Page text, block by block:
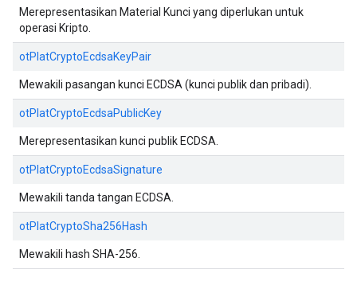
Merepresentasikan Material Kunci yang diperlukan untuk
operasi Kripto.
otPlatCryptoEcdsaKeyPair
Mewakili pasangan kunci ECDSA (kunci publik dan pribadi).
otPlatCryptoEcdsaPublicKey
Merepresentasikan kunci publik ECDSA.
otPlatCryptoEcdsaSignature
Mewakili tanda tangan ECDSA.
otPlatCryptoSha256Hash
Mewakili hash SHA-256.